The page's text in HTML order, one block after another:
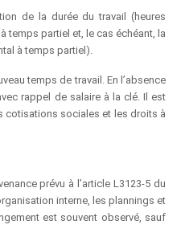
de la durée du travail (heures
temps partiel et, le cas échéant, la
à temps partiel).
temps de travail. En l’absence
rappel de salaire à la clé. Il est
cotisations sociales et les droits à
prévu à l’article L3123-5 du
interne, les plannings et
est souvent observé, sauf